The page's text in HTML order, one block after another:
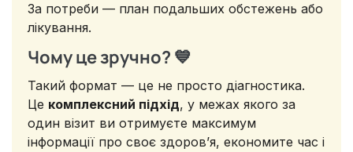
За потреби — план подальших обстежень або
лікування.
Чому це зручно? 💙
Такий формат — це не просто діагностика.
Це комплексний підхід, у межах якого за
один візит ви отримуєте максимум
інформації про своє здоров’я, економите час і